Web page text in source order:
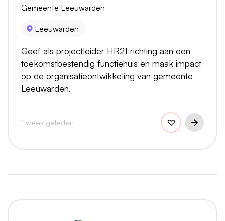
Gemeente Leeuwarden
Leeuwarden
Geef als projectleider HR21 richting aan een
toekomstbestendig functiehuis en maak impact
op de organisatieontwikkeling van gemeente
Leeuwarden.
1 week geleden